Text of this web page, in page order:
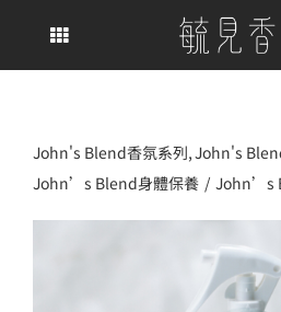
John's Blend香氛系列 John's
John’s Blend身體保養
John’s